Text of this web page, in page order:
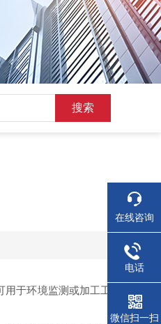
于环境监测或加工工
在线咨询
电话
微信扫一扫